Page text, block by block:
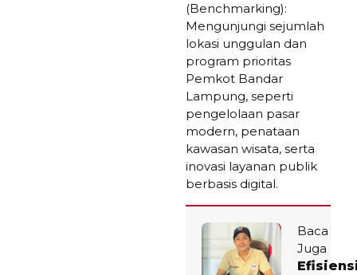
(Benchmarking):
Mengunjungi sejumlah
lokasi unggulan dan
program prioritas
Pemkot Bandar
Lampung, seperti
pengelolaan pasar
modern, penataan
kawasan wisata, serta
inovasi layanan publik
berbasis digital.
Baca
Juga